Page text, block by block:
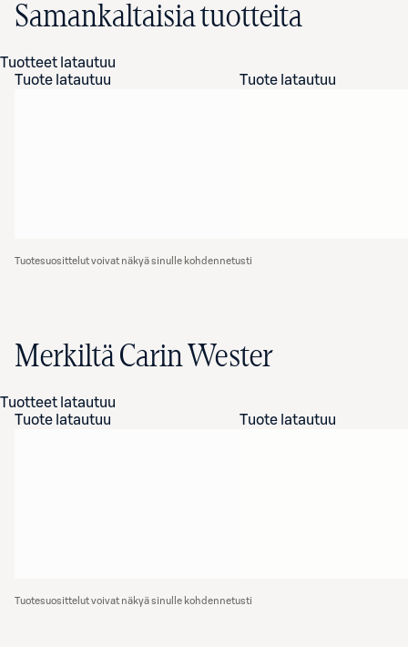
Samankaltaisia tuotteita
Tuotteet latautuu
Tuote latautuu
Tuote latautuu
Tuotesuosittelut voivat näkyä sinulle kohdennetusti
Merkiltä Carin Wester
Tuotteet latautuu
Tuote latautuu
Tuote latautuu
Tuotesuosittelut voivat näkyä sinulle kohdennetusti